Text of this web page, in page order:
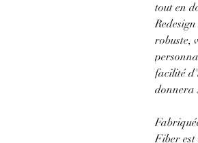
tout en
robuste,
facilité
donnera
Fiber est